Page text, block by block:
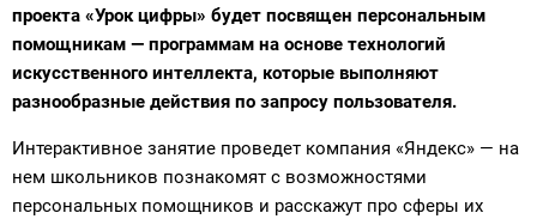
проекта «Урок цифры» будет посвящен персональным
помощникам — программам на основе технологий
искусственного интеллекта, которые выполняют
разнообразные действия по запросу пользователя.
Интерактивное занятие проведет компания «Яндекс» — на
нем школьников познакомят с возможностями
персональных помощников и расскажут про сферы их